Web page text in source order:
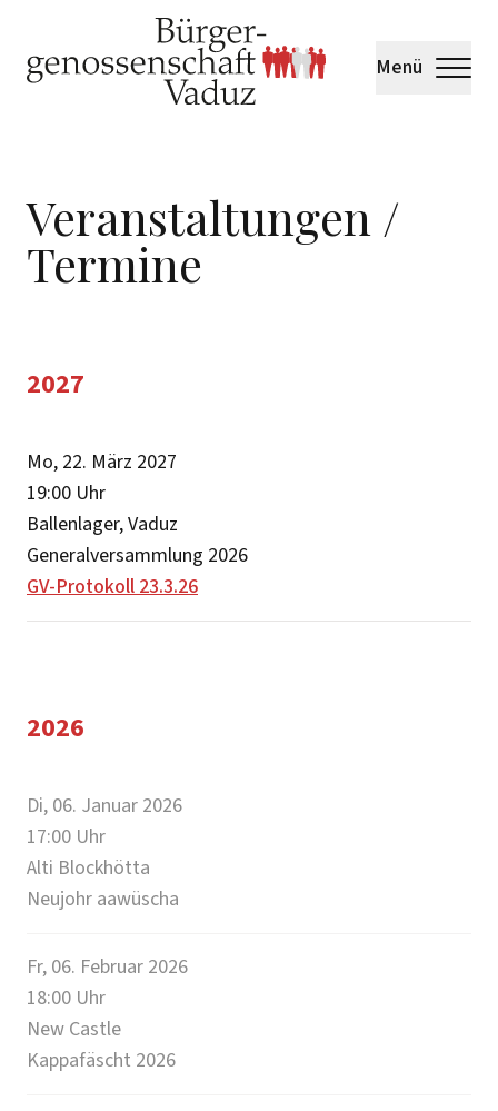
Menü
Veranstaltungen /
Termine
2027
Mo, 22. März 2027
19:00 Uhr
Ballenlager, Vaduz
Generalversammlung 2026
GV-Protokoll 23.3.26
2026
Di, 06. Januar 2026
17:00 Uhr
Alti Blockhötta
Neujohr aawüscha
Fr, 06. Februar 2026
18:00 Uhr
New Castle
Kappafäscht 2026